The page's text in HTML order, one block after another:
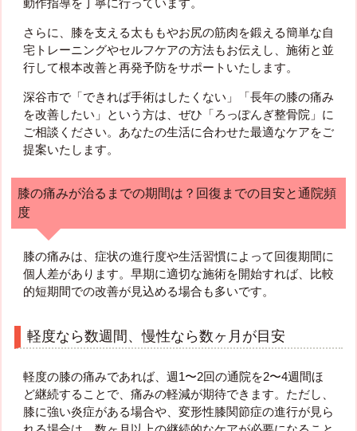
動作指導を丁寧に行っています。
さらに、膝を支える太ももやお尻の筋肉を鍛える簡単な自
宅トレーニングやセルフケアの方法もお伝えし、施術と並
行して根本改善と再発予防をサポートいたします。
深谷市で「できれば手術はしたくない」「長年の膝の痛み
を改善したい」という方は、ぜひ「ろっぽんぎ整骨院」に
ご相談ください。あなたの生活に合わせた最適なケアをご
提案いたします。
膝の痛みが治るまでの期間は？回復までの目安と通院頻
度
膝の痛みは、症状の進行度や生活習慣によって回復期間に
個人差があります。早期に適切な施術を開始すれば、比較
的短期間での改善が見込める場合も多いです。
軽度なら数週間、慢性なら数ヶ月が目安
軽度の膝の痛みであれば、週1〜2回の通院を2〜4週間ほ
ど継続することで、痛みの軽減が期待できます。ただし、
膝に強い炎症がある場合や、変形性膝関節症の進行が見ら